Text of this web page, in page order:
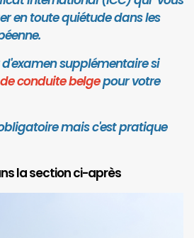
en toute quiétude dans les
supplémentaire si
conduite belgepour votre
mais c'est pratique
la section ci-après